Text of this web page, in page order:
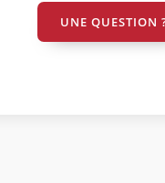
UNE QUESTION